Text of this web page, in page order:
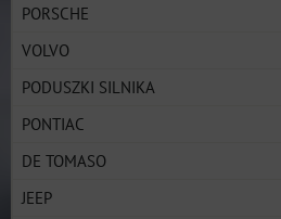
PORSCHE
VOLVO
PODUSZKI SILNIKA
PONTIAC
DE TOMASO
JEEP